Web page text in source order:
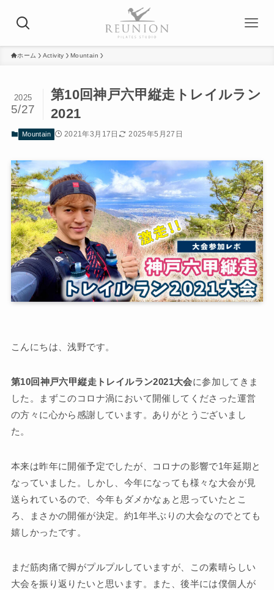
ホーム Activity Mountain
第10回神戸六甲縦走トレイルラン
2021
2025
5/27
Mountain 2021年3月17日 2025年5月27日
こんにちは、浅野です。
第10回神戸六甲縦走トレイルラン2021大会に参加してきま
した。まずこのコロナ渦において開催してくださった運営
の方々に心から感謝しています。ありがとうございまし
た。
本来は昨年に開催予定でしたが、コロナの影響で1年延期と
なっていました。しかし、今年になっても様々な大会が見
送られているので、今年もダメかなぁと思っていたとこ
ろ、まさかの開催が決定。約1年半ぶりの大会なのでとても
嬉しかったです。
まだ筋肉痛で脚がプルプルしていますが、この素晴らしい
大会を振り返りたいと思います。また、後半には僕個人が